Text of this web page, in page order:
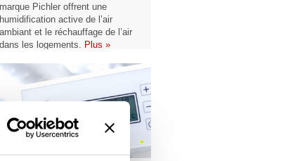
marque Pichler offrent une
humidification active de l’air
ambiant et le réchauffage de l’air
dans les logements. Plus »